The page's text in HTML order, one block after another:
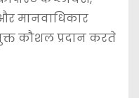
मानवाधिकार
कौशल प्रदान करते